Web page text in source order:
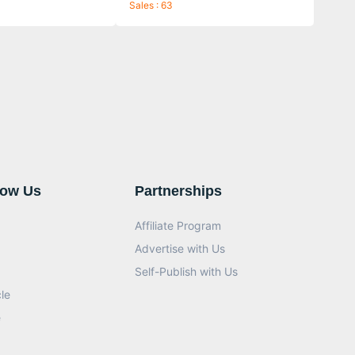
Sales : 63
Us Partnerships
Affiliate Program
Advertise with Us
Self-Publish with Us